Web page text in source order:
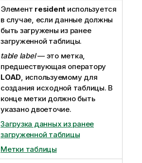
Элемент resident используется
в случае, если данные должны
быть загружены из ранее
загруженной таблицы.
table label— это метка,
предшествующая оператору
LOAD, используемому для
создания исходной таблицы. В
конце метки должно быть
указано двоеточие.
Загрузка данных из ранее
загруженной таблицы
Метки таблицы